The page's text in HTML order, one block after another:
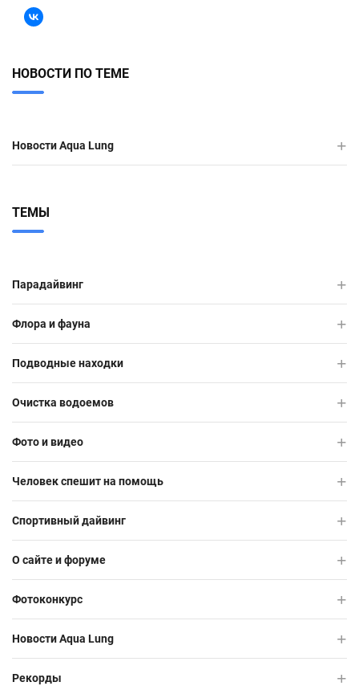
НОВОСТИ ПО ТЕМЕ
Новости Aqua Lung
ТЕМЫ
Парадайвинг
Флора и фауна
Подводные находки
Очистка водоемов
Фото и видео
Человек спешит на помощь
Спортивный дайвинг
О сайте и форуме
Фотоконкурс
Новости Aqua Lung
Рекорды